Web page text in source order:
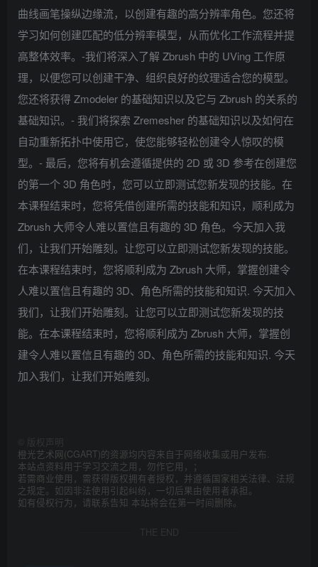
曲线画笔操纵边缘流，以创建有趣的高分辨率角色。您还将
学习如何创建匹配的低分辨率模型，从而优化工作流程并提
高整体效率。-我们将深入了解 Zbrush 中的 UVing 工作原
理，以便您可以创建干净、组织良好的纹理适合您的模型。
您还将获得 Zmodeler 的基础知识以及它与 Zbrush 的关系的
基础知识。- 我们将探索 Zremesher 的基础知识以及如何在
自动重新拓扑中使用它，使您能够轻松创建令人惊叹的模
型。- 最后，您将有机会遵循提供的 2D 或 3D 参考在创建您
的第一个 3D 角色时，您可以立即测试您新发现的技能。在
本课程结束时，您将凭借创建所需的技能和知识，顺利成为
Zbrush 大师令人难以置信且有趣的 3D 角色。今天加入我
们，让我们开始雕刻。让您可以立即测试您新发现的技能。
在本课程结束时，您将顺利成为 Zbrush 大师，掌握创建令
人难以置信且有趣的 3D、角色所需的技能和知识. 今天加入
我们，让我们开始雕刻。让您可以立即测试您新发现的技
能。在本课程结束时，您将顺利成为 Zbrush 大师，掌握创
建令人难以置信且有趣的 3D、角色所需的技能和知识. 今天
加入我们，让我们开始雕刻。
版权声明
橙光艺术网(CGART)的资源均内容来自于网络收集或用户发布.
本站点资料用于学习交流之用，勿作它用，；
若需商业使用，需获得版权拥有者授权，并遵循国家相关法律、法规
之规定。如因非法使用引起纠纷，一切后果由使用者承担。
如有侵权行为，请联系告知 本站将会在第一时间删除。
THE END